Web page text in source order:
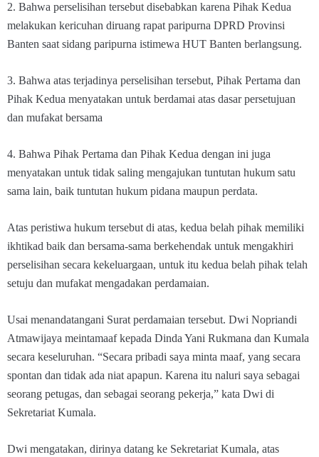
2. Bahwa perselisihan tersebut disebabkan karena Pihak Kedua
melakukan kericuhan diruang rapat paripurna DPRD Provinsi
Banten saat sidang paripurna istimewa HUT Banten berlangsung.
3. Bahwa atas terjadinya perselisihan tersebut, Pihak Pertama dan
Pihak Kedua menyatakan untuk berdamai atas dasar persetujuan
dan mufakat bersama
4. Bahwa Pihak Pertama dan Pihak Kedua dengan ini juga
menyatakan untuk tidak saling mengajukan tuntutan hukum satu
sama lain, baik tuntutan hukum pidana maupun perdata.
Atas peristiwa hukum tersebut di atas, kedua belah pihak memiliki
ikhtikad baik dan bersama-sama berkehendak untuk mengakhiri
perselisihan secara kekeluargaan, untuk itu kedua belah pihak telah
setuju dan mufakat mengadakan perdamaian.
Usai menandatangani Surat perdamaian tersebut. Dwi Nopriandi
Atmawijaya meintamaaf kepada Dinda Yani Rukmana dan Kumala
secara keseluruhan. “Secara pribadi saya minta maaf, yang secara
spontan dan tidak ada niat apapun. Karena itu naluri saya sebagai
seorang petugas, dan sebagai seorang pekerja,” kata Dwi di
Sekretariat Kumala.
Dwi mengatakan, dirinya datang ke Sekretariat Kumala, atas